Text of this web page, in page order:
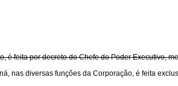
é feita por decreto do Chefe do Poder Executivo,
nas diversas funções da Corporação, é feita